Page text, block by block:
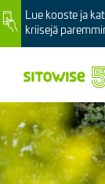
Skip
to
main
ImageLue kooste ja
kriisejä
Kuva